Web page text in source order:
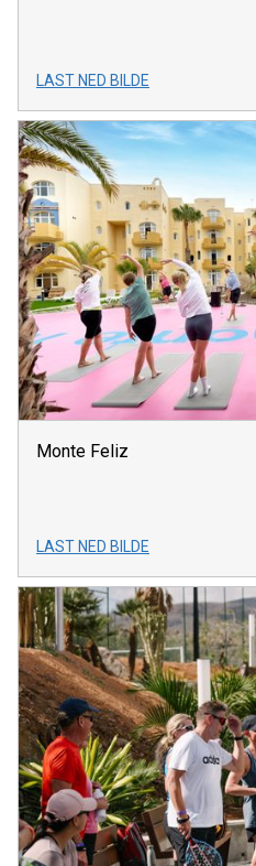
LAST NED BILDE
Monte Feliz
LAST NED BILDE